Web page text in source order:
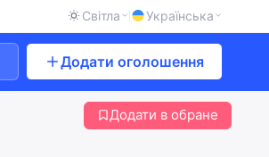
Світла Українська
Додати оголошення
Додати в обране